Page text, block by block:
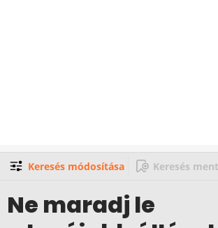
Keresés módosítása Keresés
Ne maradj le